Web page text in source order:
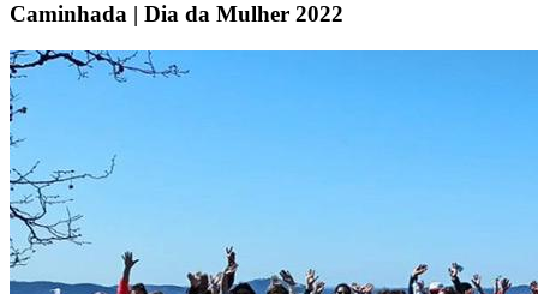
Caminhada | Dia da Mulher 2022